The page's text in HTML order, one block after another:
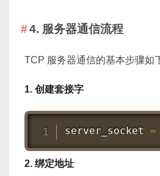
4. 服务器通信流程
TCP 服务器通信的基本步骤如
1. 创建套接字
server_socket =
2. 绑定地址